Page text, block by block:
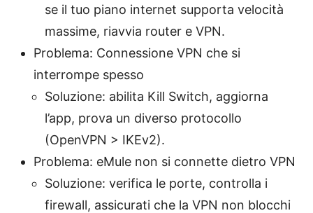
se il tuo piano internet supporta velocità
massime, riavvia router e VPN.
Problema: Connessione VPN che si
interrompe spesso
Soluzione: abilita Kill Switch, aggiorna
l’app, prova un diverso protocollo
(OpenVPN > IKEv2).
Problema: eMule non si connette dietro VPN
Soluzione: verifica le porte, controlla i
firewall, assicurati che la VPN non blocchi